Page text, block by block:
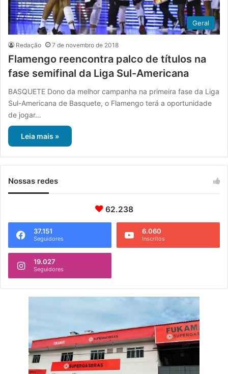
Geral
Redação 7 de novembro de 2018
Flamengo reencontra palco de títulos na
fase semifinal da Liga Sul-Americana
BASQUETE Dono da melhor campanha na primeira fase da Liga
Sul-Americana de Basquete, o Flamengo terá a oportunidade
de jogar…
Leia mais »
Nossas redes
62.238
37.151
Seguidores
6.060
Inscritos
19.027
Seguidores